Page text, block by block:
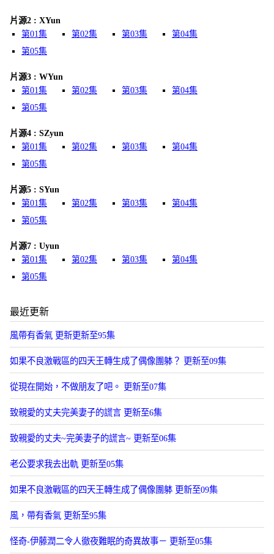
片源2 : XYun
第01集
第02集 第03集
第04集
第05集
片源3 : WYun
第01集
第02集 第03集
第04集
第05集
片源4 : SZyun
第01集
第02集 第03集
第04集
第05集
片源5 : SYun
第01集
第02集 第03集
第04集
第05集
片源7 : Uyun
第01集
第02集 第03集
第04集
第05集
最近更新
風帶有香氣 更新更新至95集
如果不良激戰區的四天王轉生成了偶像團躰？ 更新至09集
從現在開始，不做朋友了吧。 更新至07集
致親愛的丈夫完美妻子的謊言 更新至6集
致親愛的丈夫~完美妻子的謊言~ 更新至06集
老公要求我去出軌 更新至05集
如果不良激戰區的四天王轉生成了偶像團躰 更新至09集
風，帶有香氣 更新至95集
怪奇-伊藤潤二令人徹夜難眠的奇異故事－ 更新至05集